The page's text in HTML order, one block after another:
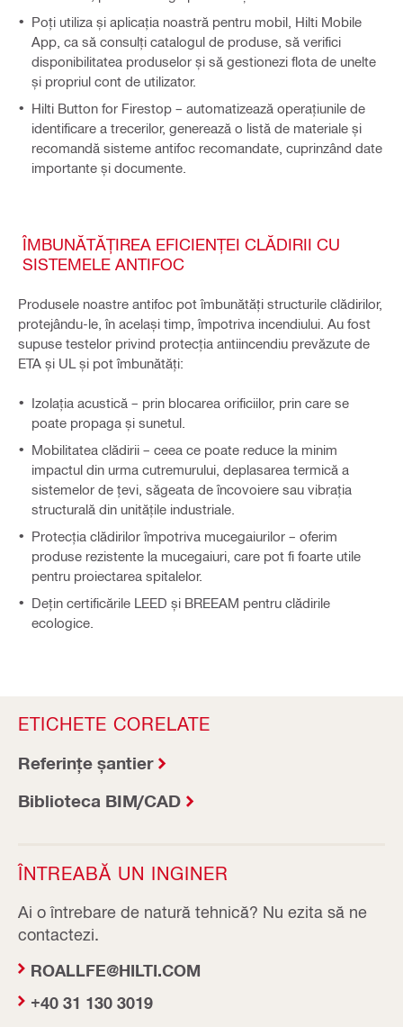
Poți utiliza și aplicația noastră pentru mobil, Hilti Mobile
App, ca să consulți catalogul de produse, să verifici
disponibilitatea produselor și să gestionezi flota de unelte
și propriul cont de utilizator.
Hilti Button for Firestop – automatizează operațiunile de
identificare a trecerilor, generează o listă de materiale și
recomandă sisteme antifoc recomandate, cuprinzând date
importante și documente.
ÎMBUNĂTĂȚIREA EFICIENȚEI CLĂDIRII CU
SISTEMELE ANTIFOC
Produsele noastre antifoc pot îmbunătăți structurile clădirilor,
protejându-le, în același timp, împotriva incendiului. Au fost
supuse testelor privind protecția antiincendiu prevăzute de
ETA și UL și pot îmbunătăți:
Izolația acustică – prin blocarea orificiilor, prin care se
poate propaga și sunetul.
Mobilitatea clădirii – ceea ce poate reduce la minim
impactul din urma cutremurului, deplasarea termică a
sistemelor de țevi, săgeata de încovoiere sau vibrația
structurală din unitățile industriale.
Protecția clădirilor împotriva mucegaiurilor – oferim
produse rezistente la mucegaiuri, care pot fi foarte utile
pentru proiectarea spitalelor.
Dețin certificările LEED și BREEAM pentru clădirile
ecologice.
ETICHETE CORELATE
Referințe șantier
Biblioteca BIM/CAD
ÎNTREABĂ UN INGINER
Ai o întrebare de natură tehnică? Nu ezita să ne
contactezi.
ROALLFE@HILTI.COM
+40 31 130 3019